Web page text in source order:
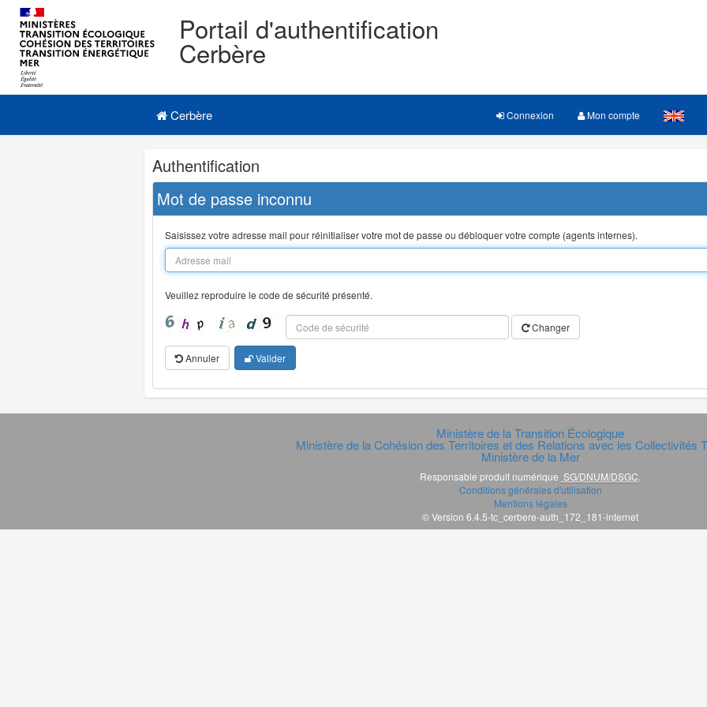
Portail d'authentification
Cerbère
Navigation
Menu principal
Cerbère Connexion Mon compte
Navigation
et
outils
annexes
Authentification
Mot de passe inconnu
Saisissez votre adresse mail pour réinitialiser votre mot de passe ou débloquer votre compte (agents internes).
Veuillez reproduire le code de sécurité présenté.
Changer
Annuler Valider
Ministère de la Transition Écologique
Ministère de la Cohésion des Territoires et des Relations avec les Collectivités
Ministère de la Mer
Responsable produit numérique SG/DNUM/DSGC
Conditions générales d'utilisation
Mentions légales
© Version 6.4.5-tc_cerbere-auth_172_181-internet